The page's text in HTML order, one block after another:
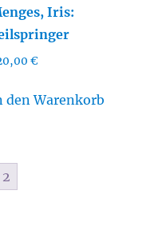
Iris:
€
den Warenkorb
2